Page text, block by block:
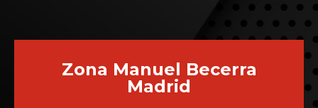
Zona Manuel Becerra
Madrid